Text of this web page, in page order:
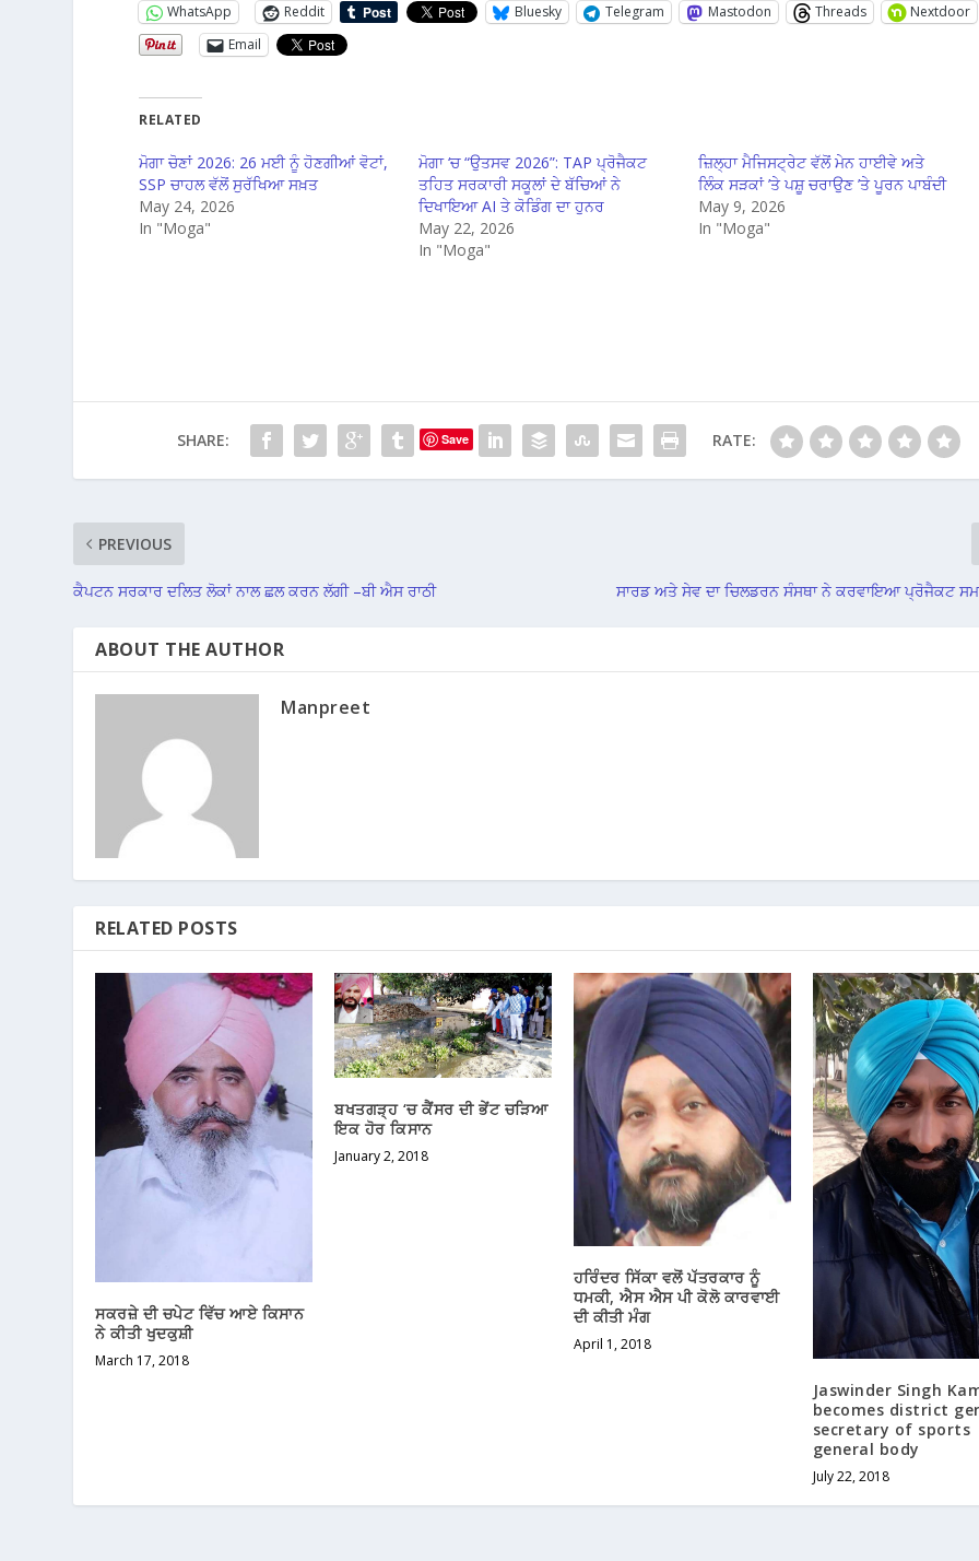
WhatsApp Reddit Bluesky Telegram Mastodon Threads
Nextdoor
Email
RELATED
ਮੋਗਾ ਚੋਣਾਂ 2026: 26 ਮਈ ਨੂੰ ਹੋਣਗੀਆਂ ਵੋਟਾਂ,
SSP ਚਾਹਲ ਵੱਲੋਂ ਸੁਰੱਖਿਆ ਸਖ਼ਤ
May 24, 2026
In "Moga"
ਮੋਗਾ ‘ਚ “ਉਤਸਵ 2026”: TAP ਪ੍ਰੋਜੈਕਟ
ਤਹਿਤ ਸਰਕਾਰੀ ਸਕੂਲਾਂ ਦੇ ਬੱਚਿਆਂ ਨੇ
ਦਿਖਾਇਆ AI ਤੇ ਕੋਡਿੰਗ ਦਾ ਹੁਨਰ
May 22, 2026
In "Moga"
ਜ਼ਿਲ੍ਹਾ ਮੈਜਿਸਟ੍ਰੇਟ ਵੱਲੋਂ ਮੇਨ ਹਾਈਵੇ ਅਤੇ
ਲਿੰਕ ਸੜਕਾਂ ’ਤੇ ਪਸ਼ੂ ਚਰਾਉਣ ’ਤੇ ਪੂਰਨ ਪਾਬੰਦੀ
May 9, 2026
In "Moga"
SHARE: Save RATE:
PREVIOUS
ਕੈਪਟਨ ਸਰਕਾਰ ਦਲਿਤ ਲੋਕਾਂ ਨਾਲ ਛਲ ਕਰਨ ਲੱਗੀ –ਬੀ ਐਸ ਰਾਠੀ ਸਾਰਡ ਅਤੇ ਸੇਵ ਦਾ ਚਿਲਡਰਨ ਸੰਸਥਾ ਨੇ ਕਰਵਾਇਆ ਪ੍ਰੋਜੈਕਟ
ABOUT THE AUTHOR
Manpreet
RELATED POSTS
ਸਕਰਜ਼ੇ ਦੀ ਚਪੇਟ ਵਿੱਚ ਆਏ ਕਿਸਾਨ
ਨੇ ਕੀਤੀ ਖੁਦਕੁਸ਼ੀ
March 17, 2018
ਬਖਤਗੜ੍ਹ ‘ਚ ਕੈਂਸਰ ਦੀ ਭੇਂਟ ਚੜਿਆ
ਇਕ ਹੋਰ ਕਿਸਾਨ
January 2, 2018
ਹਰਿੰਦਰ ਸਿੱਕਾ ਵਲੋਂ ਪੱਤਰਕਾਰ ਨੂੰ
ਧਮਕੀ, ਐਸ ਐਸ ਪੀ ਕੋਲੋ ਕਾਰਵਾਈ
ਦੀ ਕੀਤੀ ਮੰਗ
April 1, 2018
Jaswinder Singh
becomes district
secretary of sports
general body
July 22, 2018